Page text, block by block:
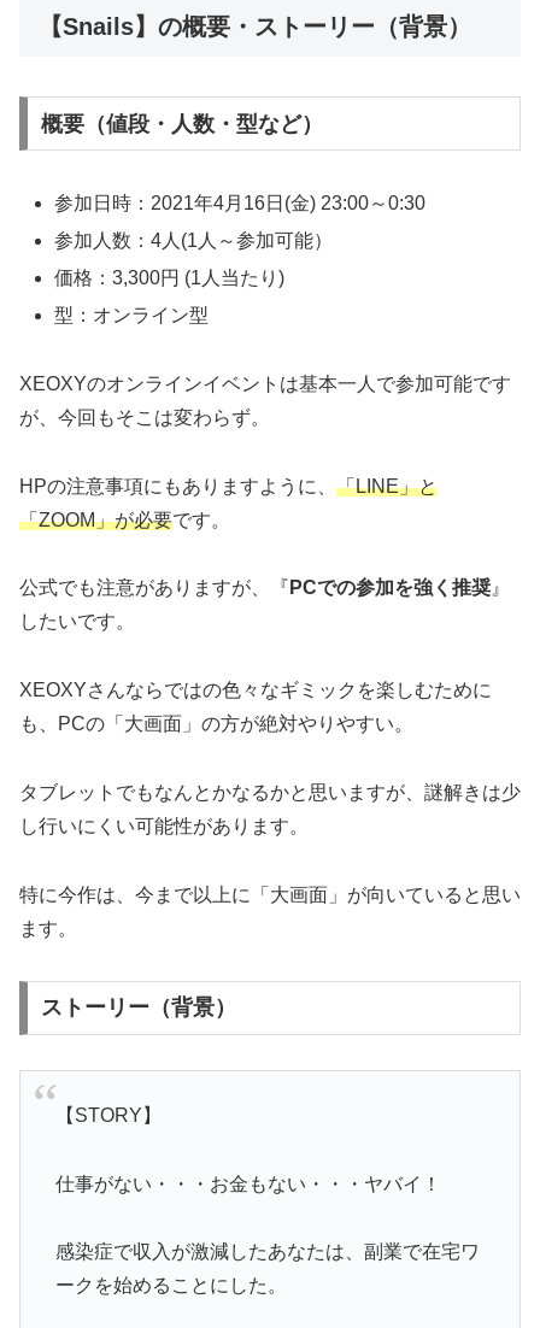
【Snails】の概要・ストーリー（背景）
概要（値段・人数・型など）
参加日時：2021年4月16日(金) 23:00～0:30
参加人数：4人(1人～参加可能）
価格：3,300円 (1人当たり)
型：オンライン型
XEOXYのオンラインイベントは基本一人で参加可能です
が、今回もそこは変わらず。
HPの注意事項にもありますように、 「LINE」と
「ZOOM」が必要です。
公式でも注意がありますが、『 PCでの参加を強く推奨』
したいです。
XEOXYさんならではの色々なギミックを楽しむために
も、PCの「大画面」の方が絶対やりやすい。
タブレットでもなんとかなるかと思いますが、謎解きは少
し行いにくい可能性があります。
特に今作は、今まで以上に「大画面」が向いていると思い
ます。
ストーリー（背景）
【STORY】
仕事がない・・・お金もない・・・ヤバイ！
感染症で収入が激減したあなたは、副業で在宅ワ
ークを始めることにした。